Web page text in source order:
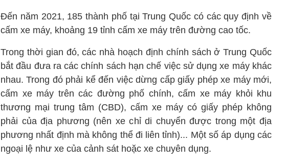
Đến năm 2021, 185 thành phố tại Trung Quốc có các quy định về
cấm xe máy, khoảng 19 tỉnh cấm xe máy trên đường cao tốc.
Trong thời gian đó, các nhà hoạch định chính sách ở Trung Quốc
bắt đầu đưa ra các chính sách hạn chế việc sử dụng xe máy khác
nhau. Trong đó phải kể đến việc dừng cấp giấy phép xe máy mới,
cấm xe máy trên các đường phố chính, cấm xe máy khỏi khu
thương mại trung tâm (CBD), cấm xe máy có giấy phép không
phải của địa phương (nên xe chỉ di chuyển được trong một địa
phương nhất định mà không thể đi liên tỉnh)... Một số áp dụng các
ngoại lệ như xe của cảnh sát hoặc xe chuyên dụng.